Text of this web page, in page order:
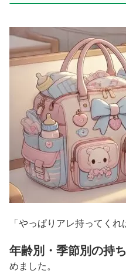
「やっぱりアレ持ってく
年齢別・季節別の持
めました。